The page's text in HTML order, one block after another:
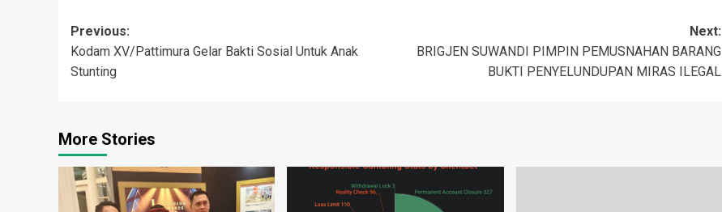
Post
navigation
Previous:
Kodam XV/Pattimura Gelar Bakti Sosial Untuk Anak
Stunting
Next:
BRIGJEN SUWANDI PIMPIN PEMUSNAHAN BARANG
BUKTI PENYELUNDUPAN MIRAS ILEGAL
More Stories